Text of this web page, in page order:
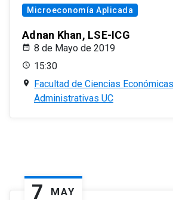
Microeconomía Aplicada
Adnan Khan, LSE-ICG
8 de Mayo de 2019
15:30
Facultad de Ciencias
Administrativas UC
7 MAY